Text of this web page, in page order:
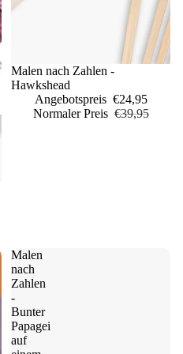
Sale
Malen nach Zahlen -
Hawkshead
Angebotspreis €24,95
Normaler Preis €39,95
Malen
nach
Zahlen
-
Bunter
Papagei
auf